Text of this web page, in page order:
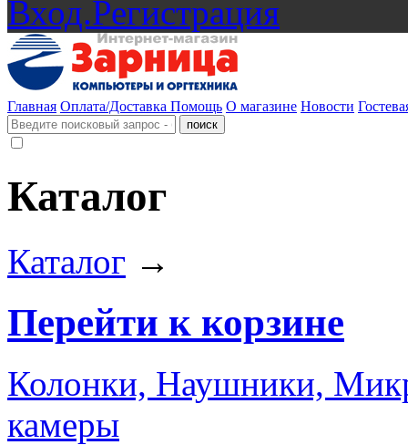
Вход.Регистрация
Главная Оплата/Доставка Помощь О магазине Новости
Каталог
Каталог →
Перейти к корзине
Колонки, Наушники,
камеры